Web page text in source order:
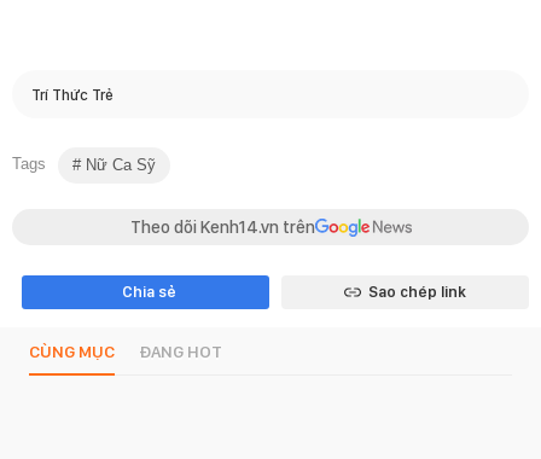
Trí Thức Trẻ
Tags Nữ Ca Sỹ
Theo dõi Kenh14.vn trên
Chia sẻ Sao chép link
CÙNG MỤC ĐANG HOT